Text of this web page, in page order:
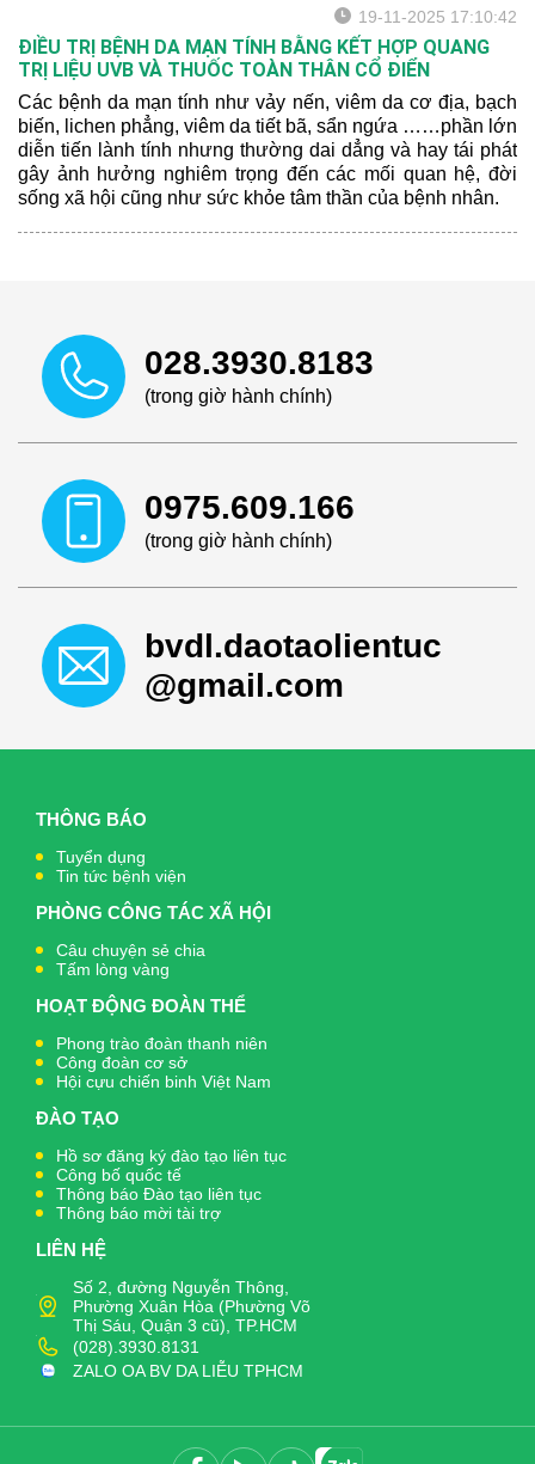
19-11-2025 17:10:42
ĐIỀU TRỊ BỆNH DA MẠN TÍNH BẰNG KẾT HỢP QUANG
TRỊ LIỆU UVB VÀ THUỐC TOÀN THÂN CỔ ĐIỂN
Các bệnh da mạn tính như vảy nến, viêm da cơ địa, bạch
biến, lichen phẳng, viêm da tiết bã, sẩn ngứa ……phần lớn
diễn tiến lành tính nhưng thường dai dẳng và hay tái phát
gây ảnh hưởng nghiêm trọng đến các mối quan hệ, đời
sống xã hội cũng như sức khỏe tâm thần của bệnh nhân.
028.3930.8183
(trong giờ hành chính)
0975.609.166
(trong giờ hành chính)
bvdl.daotaolientuc
@gmail.com
THÔNG BÁO
Tuyển dụng
Tin tức bệnh viện
PHÒNG CÔNG TÁC XÃ HỘI
Câu chuyện sẻ chia
Tấm lòng vàng
HOẠT ĐỘNG ĐOÀN THỂ
Phong trào đoàn thanh niên
Công đoàn cơ sở
Hội cựu chiến binh Việt Nam
ĐÀO TẠO
Hồ sơ đăng ký đào tạo liên tục
Công bố quốc tế
Thông báo Đào tạo liên tục
Thông báo mời tài trợ
LIÊN HỆ
Số 2, đường Nguyễn Thông,
Phường Xuân Hòa (Phường Võ
Thị Sáu, Quận 3 cũ), TP.HCM
(028).3930.8131
ZALO OA BV DA LIỄU TPHCM